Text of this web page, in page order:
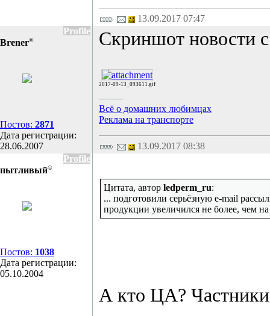
13.09.2017 07:47
Profile
Brener©
Постов: 2871
Дата регистрации:
28.06.2007
Скриншот новости
2017-09-13_093611.gif
--------
Всё о домашних любимцах
Реклама на транспорте
13.09.2017 08:38
Profile
пытливый©
Постов: 1038
Дата регистрации:
05.10.2004
Цитата, автор ledperm_ru:
... подготовили серьёзную e-mail
продукции увеличился не более, чем
А кто ЦА?